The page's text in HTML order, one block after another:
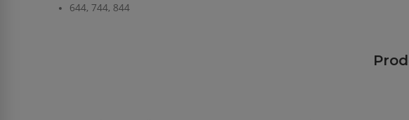
644, 744, 844